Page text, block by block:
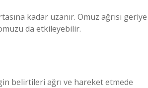
kadar uzanır. Omuz ağrısı geriye
da etkileyebilir.
belirtileri ağrı ve hareket etmede